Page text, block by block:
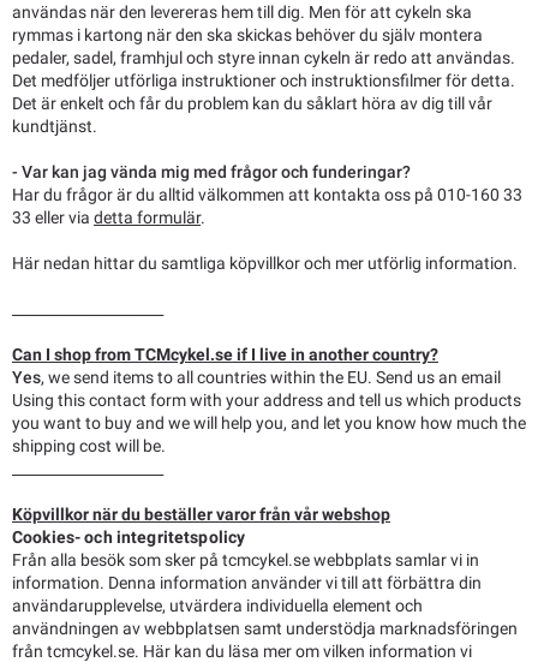
användas när den levereras hem till dig. Men för att cykeln ska
rymmas i kartong när den ska skickas behöver du själv montera
pedaler, sadel, framhjul och styre innan cykeln är redo att användas.
Det medföljer utförliga instruktioner och instruktionsfilmer för detta.
Det är enkelt och får du problem kan du såklart höra av dig till vår
kundtjänst.
- Var kan jag vända mig med frågor och funderingar?
Har du frågor är du alltid välkommen att kontakta oss på 010-160 33
33 eller via detta formulär.
Här nedan hittar du samtliga köpvillkor och mer utförlig information.
Can I shop from TCMcykel.se if I live in another country?
Yes, we send items to all countries within the EU. Send us an email
Using this contact formwith your address and tell us which products
you want to buy and we will help you, and let you know how much the
shipping cost will be.
Köpvillkor när du beställer varor från vår webshop
Cookies- och integritetspolicy
Från alla besök som sker på tcmcykel.se webbplats samlar vi in
information. Denna information använder vi till att förbättra din
användarupplevelse, utvärdera individuella element och
användningen av webbplatsen samt understödja marknadsföringen
från tcmcykel.se. Här kan du läsa mer om vilken information vi